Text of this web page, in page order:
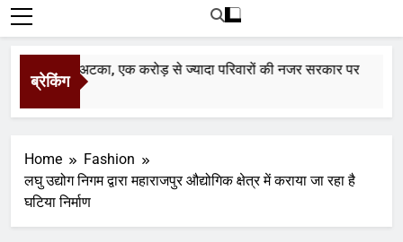
News Portal
ब्रेकिंग
अटका, एक करोड़ से ज्यादा परिवारों की नजर सरकार पर
Home
Fashion
लघु उद्योग निगम द्वारा महाराजपुर औद्योगिक क्षेत्र में कराया जा रहा है
घटिया निर्माण